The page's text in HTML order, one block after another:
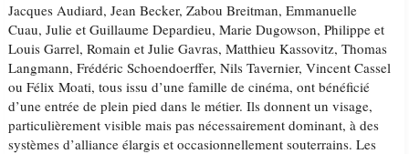
Jacques Audiard, Jean Becker, Zabou Breitman, Emmanuelle
Cuau, Julie et Guillaume Depardieu, Marie Dugowson, Philippe et
Louis Garrel, Romain et Julie Gavras, Matthieu Kassovitz, Thomas
Langmann, Frédéric Schoendoerffer, Nils Tavernier, Vincent Cassel
ou Félix Moati, tous issu d’une famille de cinéma, ont bénéficié
d’une entrée de plein pied dans le métier. Ils donnent un visage,
particulièrement visible mais pas nécessairement dominant, à des
systèmes d’alliance élargis et occasionnellement souterrains. Les